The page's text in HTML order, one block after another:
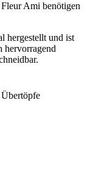
Ami benötigen
hergestellt und ist
hervorragend